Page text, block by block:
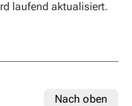
laufend aktualisiert.
Nach oben